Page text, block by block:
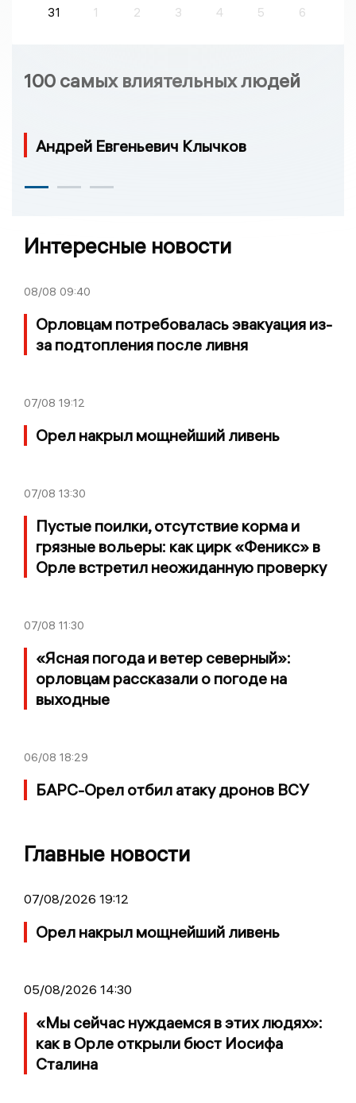
31
1 2 3 4 5 6
100 самых влиятельных людей
Андрей Евгеньевич Клычков
Интересные новости
08/08 09:40
Орловцам потребовалась эвакуация из-
за подтопления после ливня
07/08 19:12
Орел накрыл мощнейший ливень
07/08 13:30
Пустые поилки, отсутствие корма и
грязные вольеры: как цирк «Феникс» в
Орле встретил неожиданную проверку
07/08 11:30
«Ясная погода и ветер северный»:
орловцам рассказали о погоде на
выходные
06/08 18:29
БАРС-Орел отбил атаку дронов ВСУ
Главные новости
07/08/2026 19:12
Орел накрыл мощнейший ливень
05/08/2026 14:30
«Мы сейчас нуждаемся в этих людях»:
как в Орле открыли бюст Иосифа
Сталина